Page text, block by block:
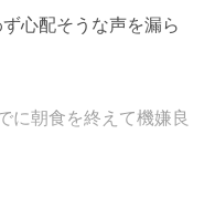
心配そうな声を漏ら
に朝食を終えて機嫌良